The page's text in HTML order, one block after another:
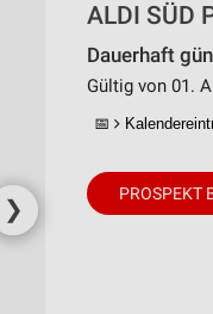
❯
ALDI SÜD
Dauerhaft
Gültig von 01.
📅
PROSPEKT